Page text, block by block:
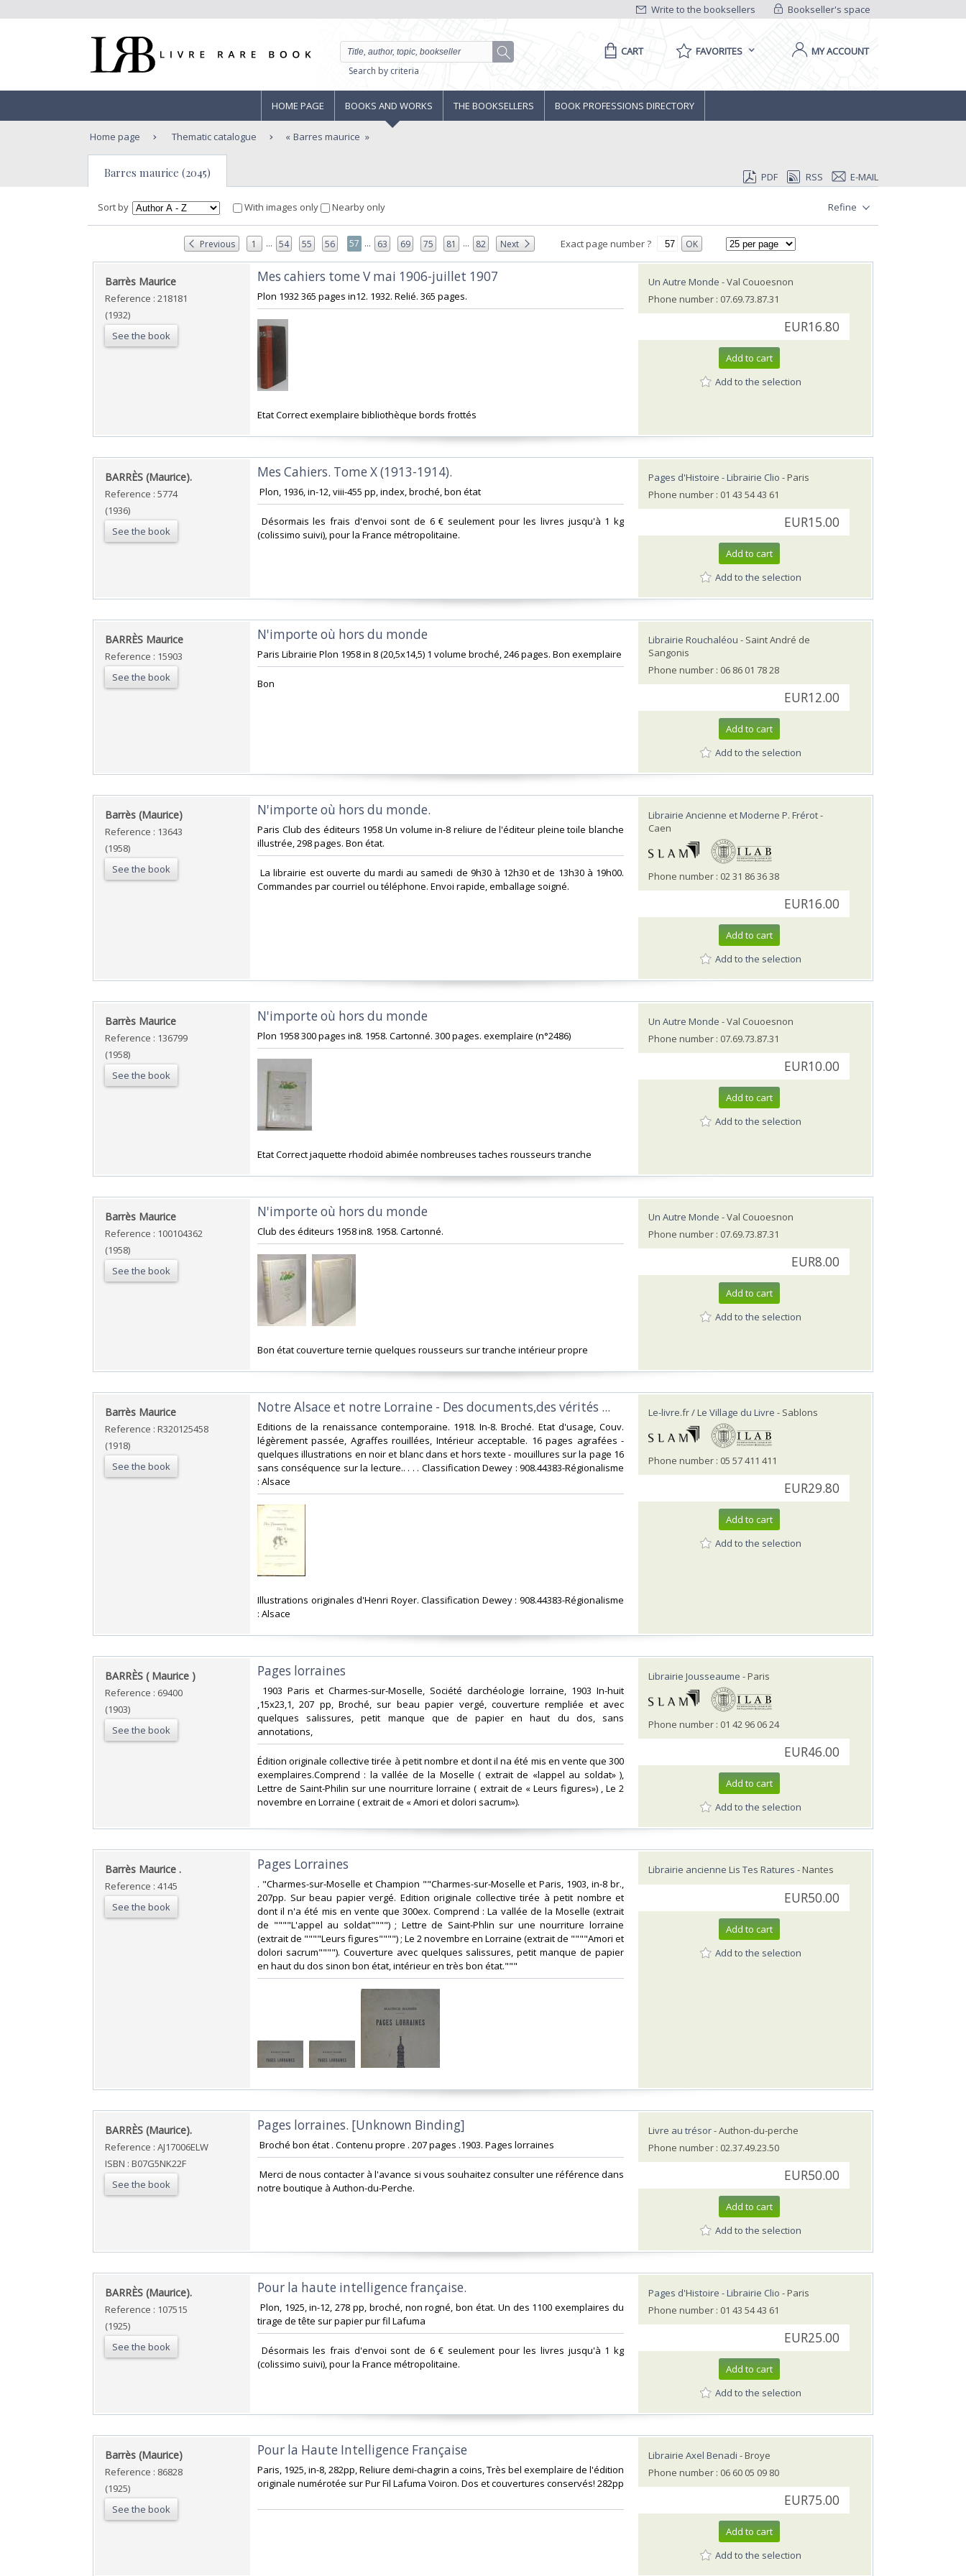
Bookseller's space
Write to the booksellers
Search by criteria
CART FAVORITES MY ACCOUNT
HOME PAGE BOOKS AND WORKS THE BOOKSELLERS BOOK PROFESSIONS DIRECTORY
Home page Thematic catalogue Barres maurice
Barres maurice (2045) PDF RSS E-MAIL
Sort by With images only Nearby only Refine
Previous 1 ... 54 55 56 57 ... 63 69 75 81 ... 82 Next Exact page number ? OK
‎Barrès Maurice‎
Reference : 218181
(1932)
See the book
‎Mes cahiers tome V mai 1906-juillet 1907‎
‎Plon 1932 365 pages in12. 1932. Relié. 365 pages.‎
‎Etat Correct exemplaire bibliothèque bords frottés‎
Un Autre Monde - Val Couoesnon
Phone number : 07.69.73.87.31
EUR16.80
Add to cart
Add to the selection
‎BARRÈS (Maurice).‎
Reference : 5774
(1936)
See the book
‎Mes Cahiers. Tome X (1913-1914).‎
‎ Plon, 1936, in-12, viii-455 pp, index, broché, bon état‎
‎ Désormais les frais d'envoi sont de 6 € seulement pour les livres jusqu'à 1 kg
(colissimo suivi), pour la France métropolitaine.‎
Pages d'Histoire - Librairie Clio - Paris
Phone number : 01 43 54 43 61
EUR15.00
Add to cart
Add to the selection
‎BARRÈS Maurice ‎
Reference : 15903
See the book
‎N'importe où hors du monde ‎
‎Paris Librairie Plon 1958 in 8 (20,5x14,5) 1 volume broché, 246 pages. Bon exemplaire ‎
‎Bon ‎
Librairie Rouchaléou - Saint André de
Sangonis
Phone number : 06 86 01 78 28
EUR12.00
Add to cart
Add to the selection
‎Barrès (Maurice)‎
Reference : 13643
(1958)
See the book
‎N'importe où hors du monde. ‎
‎Paris Club des éditeurs 1958 Un volume in-8 reliure de l'éditeur pleine toile blanche
illustrée, 298 pages. Bon état. ‎
‎ La librairie est ouverte du mardi au samedi de 9h30 à 12h30 et de 13h30 à 19h00.
Commandes par courriel ou téléphone. Envoi rapide, emballage soigné. ‎
Librairie Ancienne et Moderne P. Frérot-
Caen
Phone number : 02 31 86 36 38
EUR16.00
Add to cart
Add to the selection
‎Barrès Maurice‎
Reference : 136799
(1958)
See the book
‎N'importe où hors du monde‎
‎Plon 1958 300 pages in8. 1958. Cartonné. 300 pages. exemplaire (n°2486)‎
‎Etat Correct jaquette rhodoïd abimée nombreuses taches rousseurs tranche‎
Un Autre Monde - Val Couoesnon
Phone number : 07.69.73.87.31
EUR10.00
Add to cart
Add to the selection
‎Barrès Maurice‎
Reference : 100104362
(1958)
See the book
‎N'importe où hors du monde‎
‎Club des éditeurs 1958 in8. 1958. Cartonné.‎
‎Bon état couverture ternie quelques rousseurs sur tranche intérieur propre‎
Un Autre Monde - Val Couoesnon
Phone number : 07.69.73.87.31
EUR8.00
Add to cart
Add to the selection
‎Barrès Maurice‎
Reference : R320125458
(1918)
See the book
‎Notre Alsace et notre Lorraine - Des documents,des vérités ...‎
‎Editions de la renaissance contemporaine. 1918. In-8. Broché. Etat d'usage, Couv.
légèrement passée, Agraffes rouillées, Intérieur acceptable. 16 pages agrafées -
quelques illustrations en noir et blanc dans et hors texte - mouillures sur la page 16
sans conséquence sur la lecture.. . . . Classification Dewey : 908.44383-Régionalisme
: Alsace‎
‎Illustrations originales d'Henri Royer. Classification Dewey : 908.44383-Régionalisme
: Alsace‎
Le-livre.fr / Le Village du Livre - Sablons
Phone number : 05 57 411 411
EUR29.80
Add to cart
Add to the selection
‎BARRÈS ( Maurice ) ‎
Reference : 69400
(1903)
See the book
‎Pages lorraines‎
‎ 1903 Paris et Charmes-sur-Moselle, Société darchéologie lorraine, 1903 In-huit
,15x23,1, 207 pp, Broché, sur beau papier vergé, couverture rempliée et avec
quelques salissures, petit manque que de papier en haut du dos, sans
annotations, ‎
‎Édition originale collective tirée à petit nombre et dont il na été mis en vente que 300
exemplaires.Comprend : la vallée de la Moselle ( extrait de «lappel au soldat» ),
Lettre de Saint-Philin sur une nourriture lorraine ( extrait de « Leurs figures») , Le 2
novembre en Lorraine ( extrait de « Amori et dolori sacrum»). ‎
Librairie Jousseaume - Paris
Phone number : 01 42 96 06 24
EUR46.00
Add to cart
Add to the selection
‎Barrès Maurice .‎
Reference : 4145
See the book
‎Pages Lorraines‎
‎. "Charmes-sur-Moselle et Champion ""Charmes-sur-Moselle et Paris, 1903, in-8 br.,
207pp. Sur beau papier vergé. Edition originale collective tirée à petit nombre et
dont il n'a été mis en vente que 300ex. Comprend : La vallée de la Moselle (extrait
de """"L'appel au soldat"""") ; Lettre de Saint-Phlin sur une nourriture lorraine
(extrait de """"Leurs figures"""") ; Le 2 novembre en Lorraine (extrait de """"Amori et
dolori sacrum""""). Couverture avec quelques salissures, petit manque de papier
en haut du dos sinon bon état, intérieur en très bon état."""‎
Librairie ancienne Lis Tes Ratures - Nantes
EUR50.00
Add to cart
Add to the selection
‎BARRÈS (Maurice). ‎
Reference : AJ17006ELW
ISBN : B07G5NK22F
See the book
‎Pages lorraines. [Unknown Binding]‎
‎ Broché bon état . Contenu propre . 207 pages .1903. Pages lorraines ‎
‎ Merci de nous contacter à l'avance si vous souhaitez consulter une référence dans
notre boutique à Authon-du-Perche.‎
Livre au trésor- Authon-du-perche
Phone number : 02.37.49.23.50
EUR50.00
Add to cart
Add to the selection
‎BARRÈS (Maurice).‎
Reference : 107515
(1925)
See the book
‎Pour la haute intelligence française.‎
‎ Plon, 1925, in-12, 278 pp, broché, non rogné, bon état. Un des 1100 exemplaires du
tirage de tête sur papier pur fil Lafuma‎
‎ Désormais les frais d'envoi sont de 6 € seulement pour les livres jusqu'à 1 kg
(colissimo suivi), pour la France métropolitaine.‎
Pages d'Histoire - Librairie Clio - Paris
Phone number : 01 43 54 43 61
EUR25.00
Add to cart
Add to the selection
‎Barrès (Maurice)‎
Reference : 86828
(1925)
See the book
‎Pour la Haute Intelligence Française‎
‎Paris, 1925, in-8, 282pp, Reliure demi-chagrin a coins, Très bel exemplaire de l'édition
originale numérotée sur Pur Fil Lafuma Voiron. Dos et couvertures conservés! 282pp
Librairie Axel Benadi - Broye
Phone number : 06 60 05 09 80
EUR75.00
Add to cart
Add to the selection